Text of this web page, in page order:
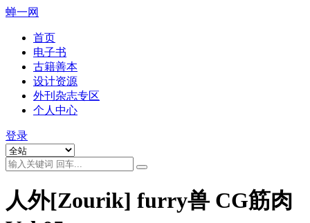
蝉一网
首页
电子书
古籍善本
设计资源
外刊杂志专区
个人中心
登录
人外[Zourik] furry兽 CG筋肉